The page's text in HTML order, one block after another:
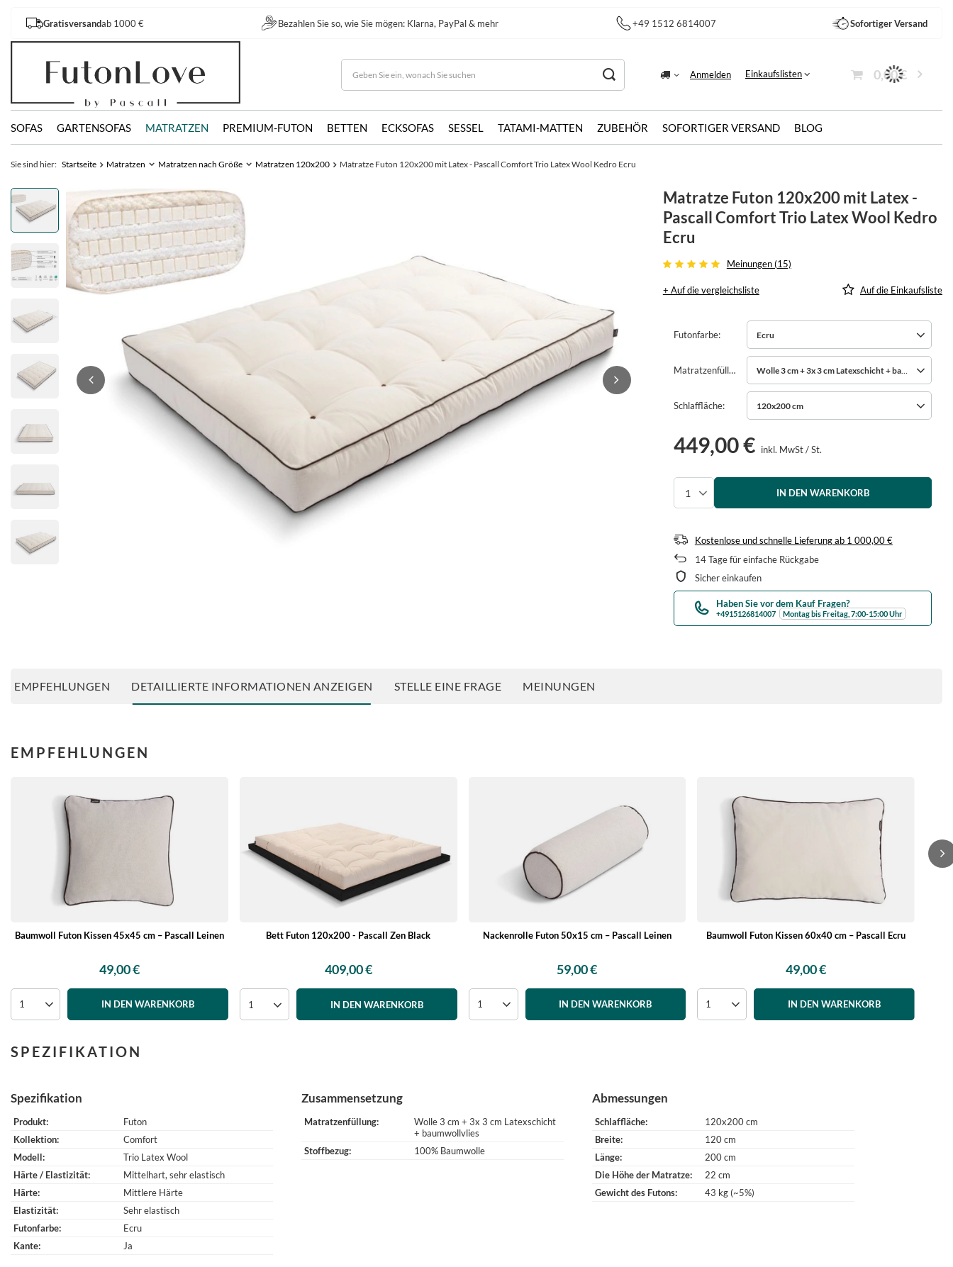
Gratisversandab 1000 € Bezahlen Sie so, wie Sie mögen: Klarna, PayPal & mehr +49 1512 6814007 Sofortiger Versand
Anmelden Einkaufslisten 0,00 €
SOFAS GARTENSOFAS MATRATZEN PREMIUM-FUTON BETTEN ECKSOFAS SESSEL TATAMI-MATTEN ZUBEHÖR SOFORTIGER VERSAND BLOG
Sie sind hier: Startseite Matratzen Matratzen nach Größe Matratzen 120x200 Matratze Futon 120x200 mit Latex - Pascall Comfort Trio Latex Wool Kedro Ecru
Matratze Futon 120x200 mit Latex -
Pascall Comfort Trio Latex Wool Kedro
Ecru
Meinungen (15)
+ Auf die vergleichsliste Auf die Einkaufsliste
Futonfarbe Ecru
Matratzenfüllung Wolle 3 cm + 3x 3 cm Latexschicht + baumwollvlies
Schlaffläche 120x200 cm
449,00 € inkl. MwSt/St.
IN DEN WARENKORB
Kostenlose und schnelle Lieferungab 1 000,00 €
14Tage für einfache Rückgabe
Sicher einkaufen
Haben Sie vor dem Kauf Fragen?
+4915126814007 Montag bis Freitag, 7:00-15:00 Uhr
EMPFEHLUNGEN DETAILLIERTE INFORMATIONEN ANZEIGEN STELLE EINE FRAGE MEINUNGEN
EMPFEHLUNGEN
Baumwoll Futon Kissen 45x45 cm – Pascall Leinen
49,00 €
IN DEN WARENKORB
Bett Futon 120x200 - Pascall Zen Black
409,00 €
IN DEN WARENKORB
Nackenrolle Futon 50x15 cm – Pascall Leinen
59,00 €
IN DEN WARENKORB
Baumwoll Futon Kissen 60x40 cm – Pascall Ecru
49,00 €
IN DEN WARENKORB
SPEZIFIKATION
Spezifikation
Produkt
Futon
Kollektion
Comfort
Modell
Trio Latex Wool
Härte / Elastizität
Mittelhart, sehr elastisch
Härte
Mittlere Härte
Elastizität
Sehr elastisch
Futonfarbe
Ecru
Kante
Ja
Zusammensetzung
Matratzenfüllung
Wolle 3 cm + 3x 3 cm Latexschicht
+ baumwollvlies
Stoffbezug
100% Baumwolle
Abmessungen
Schlaffläche
120x200 cm
Breite
120 cm
Länge
200 cm
Die Höhe der Matratze
22 cm
Gewicht des Futons
43 kg (~5%)